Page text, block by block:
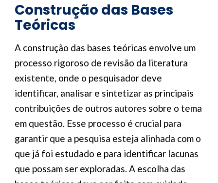
Construção das Bases
Teóricas
A construção das bases teóricas envolve um
processo rigoroso de revisão da literatura
existente, onde o pesquisador deve
identificar, analisar e sintetizar as principais
contribuições de outros autores sobre o tema
em questão. Esse processo é crucial para
garantir que a pesquisa esteja alinhada com o
que já foi estudado e para identificar lacunas
que possam ser exploradas. A escolha das